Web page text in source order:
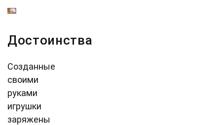
Достоинства
Созданные
своими
руками
игрушки
заряжены